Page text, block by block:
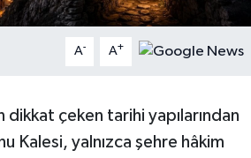
A- A+
dikkat çeken tarihi yapılarından
Kalesi, yalnızca şehre hâkim